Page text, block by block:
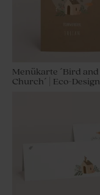
Menükarte ´Bird and
Church´ | Eco-Design